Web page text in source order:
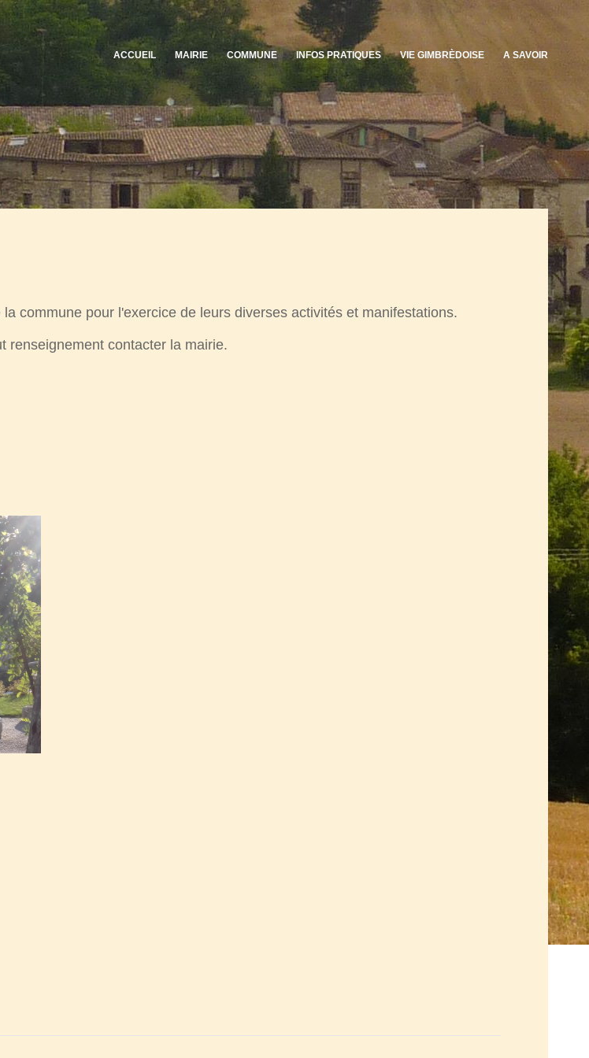
ACCUEIL MAIRIE COMMUNE INFOS PRATIQUES VIE GIMBRÈDOISE A SAVOIR
commune pour l'exercice de leurs diverses activités et manifestations.
renseignement contacter la mairie.